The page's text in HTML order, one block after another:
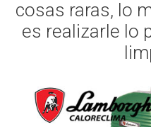
cosas raras, lo
es realizarle lo